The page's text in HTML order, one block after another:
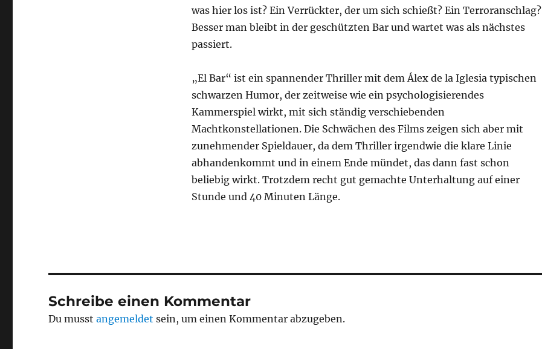
was hier los ist? Ein Verrückter, der um sich schießt? Ein Terroranschlag?
Besser man bleibt in der geschützten Bar und wartet was als nächstes
passiert.
„El Bar“ ist ein spannender Thriller mit dem Álex de la Iglesia typischen
schwarzen Humor, der zeitweise wie ein psychologisierendes
Kammerspiel wirkt, mit sich ständig verschiebenden
Machtkonstellationen. Die Schwächen des Films zeigen sich aber mit
zunehmender Spieldauer, da dem Thriller irgendwie die klare Linie
abhandenkommt und in einem Ende mündet, das dann fast schon
beliebig wirkt. Trotzdem recht gut gemachte Unterhaltung auf einer
Stunde und 40 Minuten Länge.
Schreibe einen Kommentar
Du musstangemeldet sein, um einen Kommentar abzugeben.